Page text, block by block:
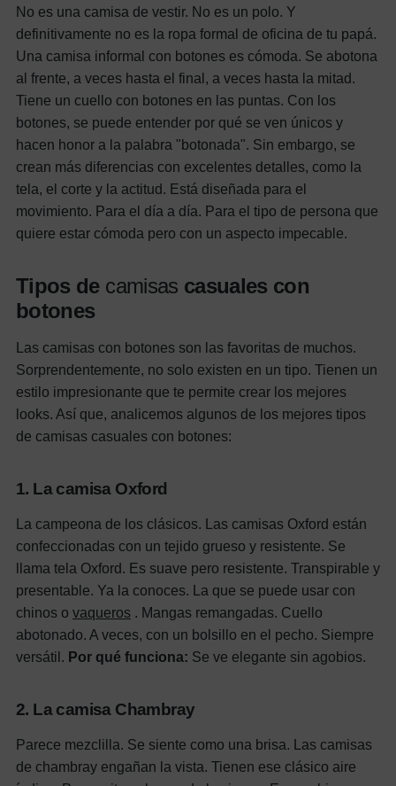
No es una camisa de vestir. No es un polo. Y
definitivamente no es la ropa formal de oficina de tu papá.
Una camisa informal con botones es cómoda. Se abotona
al frente, a veces hasta el final, a veces hasta la mitad.
Tiene un cuello con botones en las puntas. Con los
botones, se puede entender por qué se ven únicos y
hacen honor a la palabra "botonada". Sin embargo, se
crean más diferencias con excelentes detalles, como la
tela, el corte y la actitud. Está diseñada para el
movimiento. Para el día a día. Para el tipo de persona que
quiere estar cómoda pero con un aspecto impecable.
Tipos decamisas casuales con
botones
Las camisas con botones son las favoritas de muchos.
Sorprendentemente, no solo existen en un tipo. Tienen un
estilo impresionante que te permite crear los mejores
looks. Así que, analicemos algunos de los mejores tipos
de camisas casuales con botones:
1. La camisa Oxford
La campeona de los clásicos. Las camisas Oxford están
confeccionadas con un tejido grueso y resistente. Se
llama tela Oxford. Es suave pero resistente. Transpirable y
presentable. Ya la conoces. La que se puede usar con
chinos o vaqueros . Mangas remangadas. Cuello
abotonado. A veces, con un bolsillo en el pecho. Siempre
versátil. Por qué funciona: Se ve elegante sin agobios.
2. La camisa Chambray
Parece mezclilla. Se siente como una brisa. Las camisas
de chambray engañan la vista. Tienen ese clásico aire